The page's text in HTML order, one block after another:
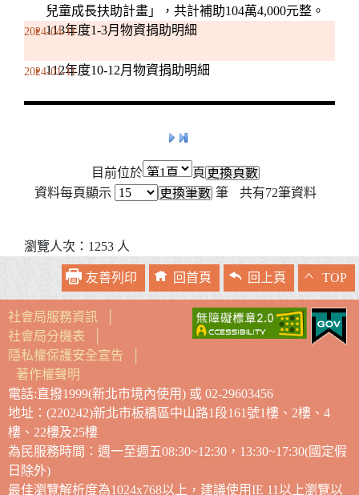
兒童成長扶助計畫」，共計補助104萬4,000元整。
2024-04-11
113年度1-3月物資捐助明細
2024-01-11
112年度10-12月物資捐助明細
目前位於
頁
資料每頁顯示
筆 共有72筆資料
瀏覽人次：1253 人
友善列印 回首頁 回上頁 TOP
社會局服務資訊
社會局分機表
隱私權保護安全宣告
著作權聲明
電話:直撥1999(新北市境內使用) 或 02-29603456
地址：(220242)新北市板橋區中山路1段161號1樓、2樓、4
樓、22樓及25樓
為民服務時間：週一至週五08:30~12:30，13:30~17:30(國定假
日除外)
最佳瀏覽解析度為1024x768以上，建議使用IE 11以上瀏覽以